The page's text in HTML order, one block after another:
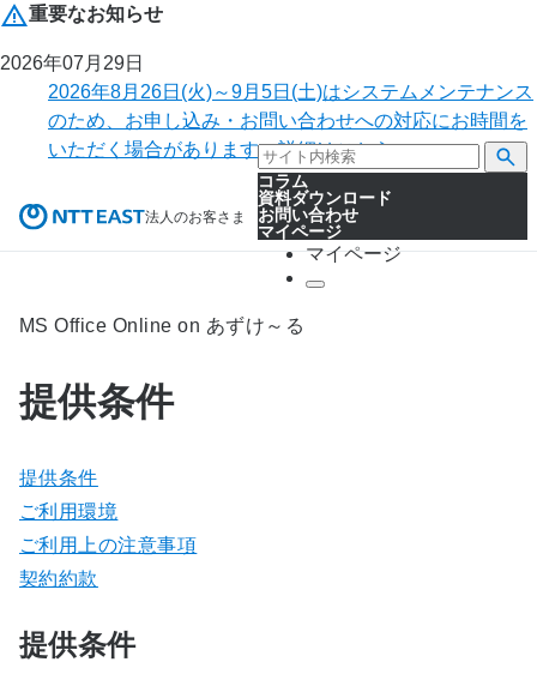
重要なお知らせ
2026年07月29日
2026年8月26日(火)～9月5日(土)はシステムメンテナンス
のため、お申し込み・お問い合わせへの対応にお時間を
いただく場合があります。詳細はこちら。
法人のお客さま
コラム
資料ダウンロード
お問い合わせ
マイページ
マイページ
MS Office Online on あずけ～る
提供条件
提供条件
ご利用環境
ご利用上の注意事項
契約約款
提供条件